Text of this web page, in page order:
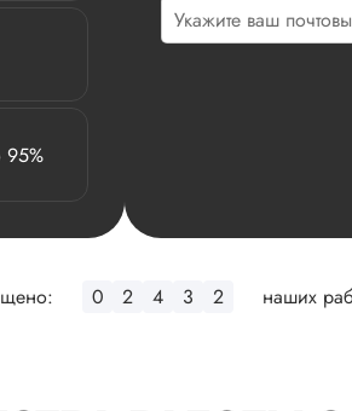
95%
2
3
4
2
0 наших